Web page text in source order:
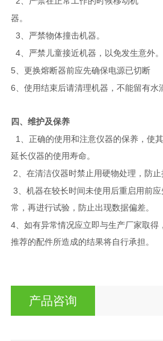
器。
3 、严禁物体撞击机器。
4、严禁儿童接近机器，以免发生意外。
5 、更换熔断器前应先确保电源已切断
6 、使用结束后请清理机器，不能留有水
四、维护及保养
1
、正确的使用和注意仪器的保养，使
延长仪器的使用寿命。
2 、在清洁仪器时禁止用硬物处理，防止
3 、机器在较长时间未使用后重启用前
常，再进行试验，防止出现数据偏差。
4、如有异常情况应立即与生产厂家取得
推荐的配件所造成的结果将自行承担。
产品咨询